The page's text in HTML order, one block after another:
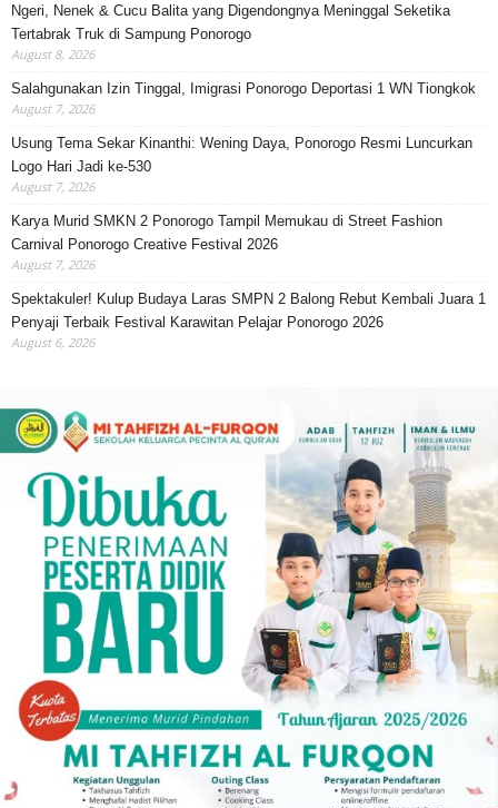
Ngeri, Nenek & Cucu Balita yang Digendongnya Meninggal Seketika
Tertabrak Truk di Sampung Ponorogo
August 8, 2026
Salahgunakan Izin Tinggal, Imigrasi Ponorogo Deportasi 1 WN Tiongkok
August 7, 2026
Usung Tema Sekar Kinanthi: Wening Daya, Ponorogo Resmi Luncurkan
Logo Hari Jadi ke-530
August 7, 2026
Karya Murid SMKN 2 Ponorogo Tampil Memukau di Street Fashion
Carnival Ponorogo Creative Festival 2026
August 7, 2026
Spektakuler! Kulup Budaya Laras SMPN 2 Balong Rebut Kembali Juara 1
Penyaji Terbaik Festival Karawitan Pelajar Ponorogo 2026
August 6, 2026